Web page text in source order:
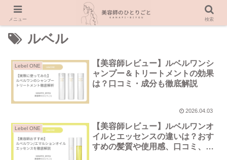
ルベル
Lebel ONE
【美容師レビュー】ルベルワンシ
ャンプー＆トリートメントの効果
は？口コミ・成分も徹底解説
2026.04.03
Lebel ONE
【美容師レビュー】ルベルワンオ
イルとエッセンスの違いは？おす
すめの髪質や使用感、口コミ、注
メニュー 検索